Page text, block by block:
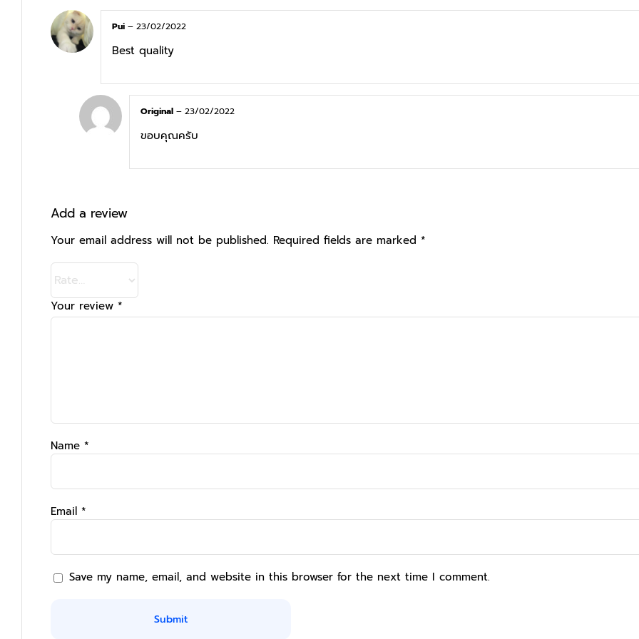
Pui – 23/02/2022
Best quality
Original – 23/02/2022
ขอบคุณครับ
Add a review
Your email address will not be published. Required fields are marked *
Your review *
Name *
Email *
Save my name, email, and website in this browser for the next time I comment.